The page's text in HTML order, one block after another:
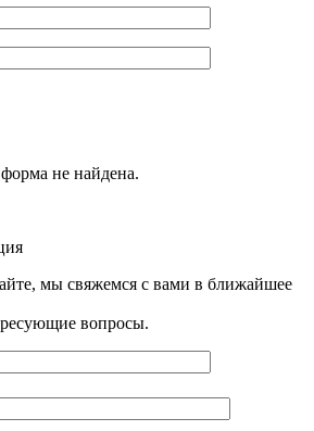
не найдена.
мы свяжемся с вами в ближайшее
вопросы.